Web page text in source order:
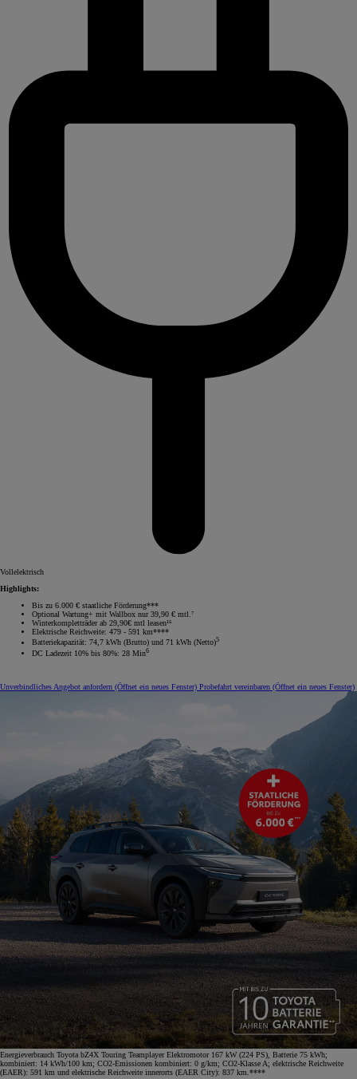
Vollelektrisch
Highlights:
Bis zu 6.000 € staatliche Förderung***
Optional Wartung+ mit Wallbox nur 39,90 € mtl.⁷
Winterkompletträder ab 29,90€ mtl leasen¹⁵
Elektrische Reichweite: 479 - 591 km****
Batteriekapazität: 74,7 kWh (Brutto) und 71 kWh (Netto)5
DC Ladezeit 10% bis 80%: 28 Min6
Unverbindliches Angebot anfordern (Öffnet ein neues Fenster) Probefahrt vereinbaren (Öffnet ein neues Fenster)
Energieverbrauch Toyota bZ4X Touring Teamplayer Elektromotor 167 kW (224 PS), Batterie 75 kWh;
kombiniert: 14 kWh/100 km; CO2-Emissionen kombiniert: 0 g/km; CO2-Klasse A; elektrische Reichweite
(EAER): 591 km und elektrische Reichweite innerorts (EAER City): 837 km.****